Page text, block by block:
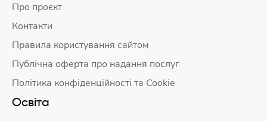
Про проєкт
Контакти
Правила користування сайтом
Публічна оферта про надання послуг
Політика конфіденційності та Cookie
Освіта